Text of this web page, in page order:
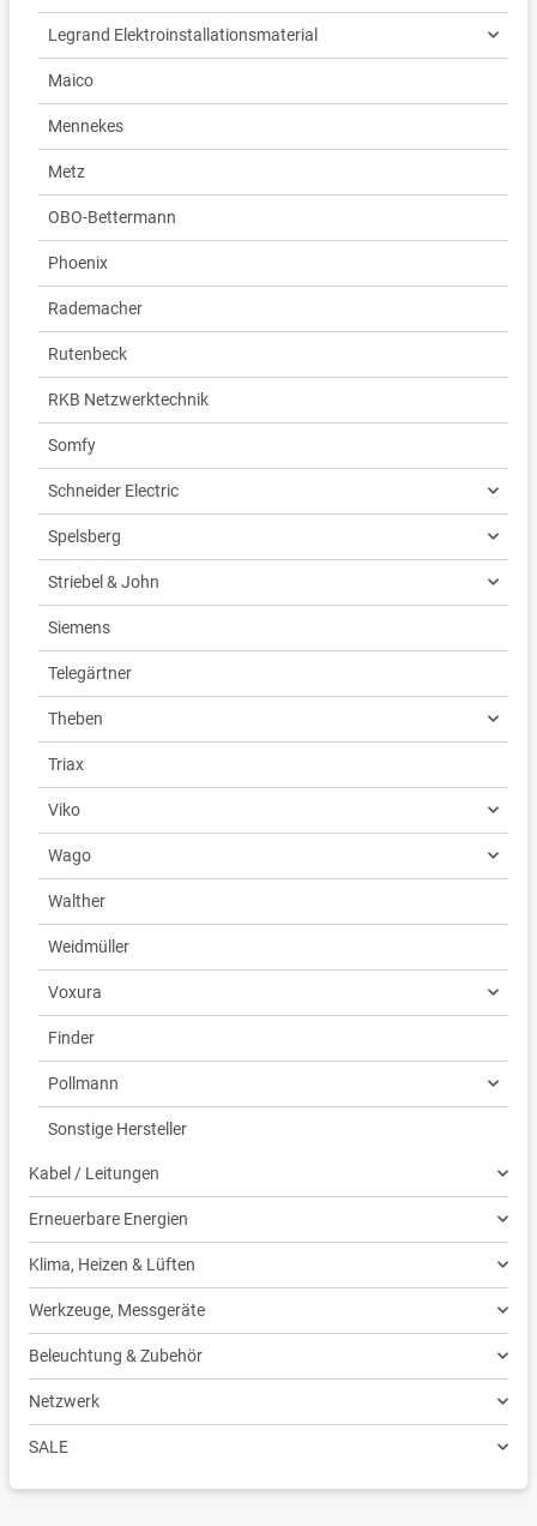
Legrand Elektroinstallationsmaterial
Maico
Mennekes
Metz
OBO-Bettermann
Phoenix
Rademacher
Rutenbeck
RKB Netzwerktechnik
Somfy
Schneider Electric
Spelsberg
Striebel & John
Siemens
Telegärtner
Theben
Triax
Viko
Wago
Walther
Weidmüller
Voxura
Finder
Pollmann
Sonstige Hersteller
Kabel / Leitungen
Erneuerbare Energien
Klima, Heizen & Lüften
Werkzeuge, Messgeräte
Beleuchtung & Zubehör
Netzwerk
SALE